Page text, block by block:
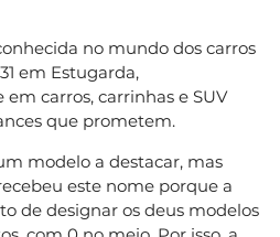
no mundo dos carros
em Estugarda,
em carros, carrinhas e SUV
que prometem.
modelo a destacar, mas
este nome porque a
de designar os deus modelos